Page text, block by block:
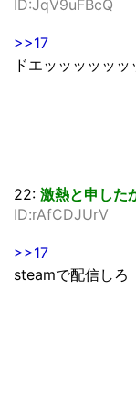
ID:JqV9uFBcQ
>>17
ドエッッッッッッ
22: 激熱と申した
ID:rAfCDJUrV
>>17
steamで配信しろ